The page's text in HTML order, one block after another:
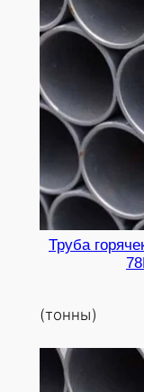
Труба
(тонны)